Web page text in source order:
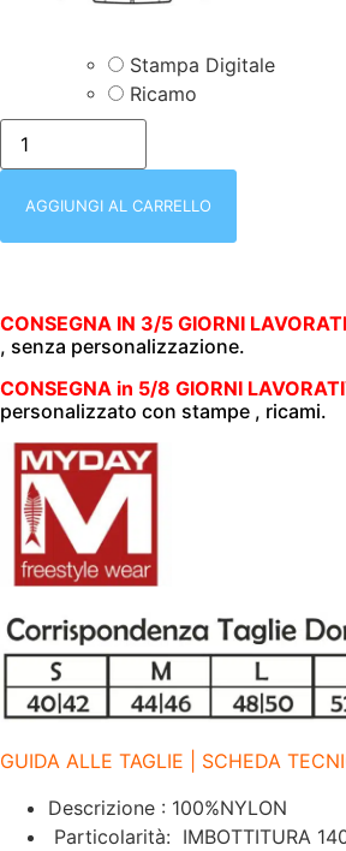
Stampa Digitale
Ricamo
blu/GIUBBOTTO
SMANICATO
|
LATERALI
|
I0380
FANNY
BLU
NAVY/GRIGIO
quantità
AGGIUNGI AL CARRELLO
CONSEGNA IN 3/5 GIORNI
, senza personalizzazione.
CONSEGNA in 5/8 GIORNI
personalizzato con stampe , ricami.
GUIDA ALLE TAGLIE | SCHEDA
Descrizione : 100%NYLON
Particolarità: IMBOTTITURA